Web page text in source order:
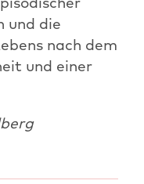
und die
nach dem
und einer